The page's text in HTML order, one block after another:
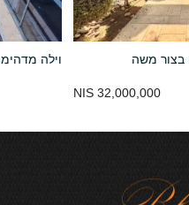
וילה מדהימה בצור משה
32,000,000 NIS